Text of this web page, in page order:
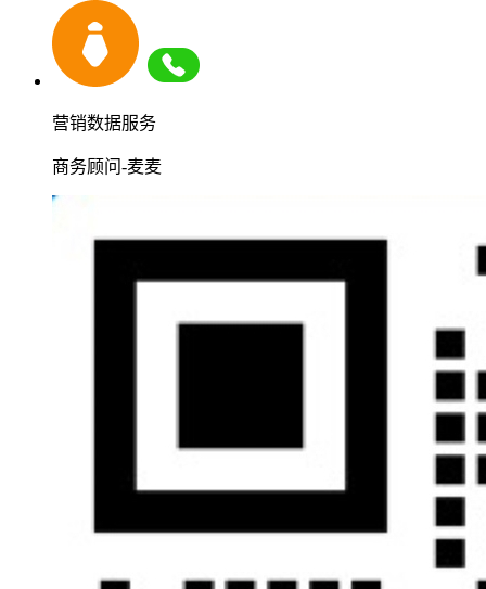
营销数据服务
商务顾问-麦麦